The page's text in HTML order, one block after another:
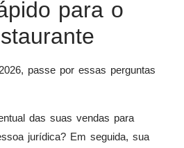
para o
passe por essas perguntas
das suas vendas para
jurídica? Em seguida, sua